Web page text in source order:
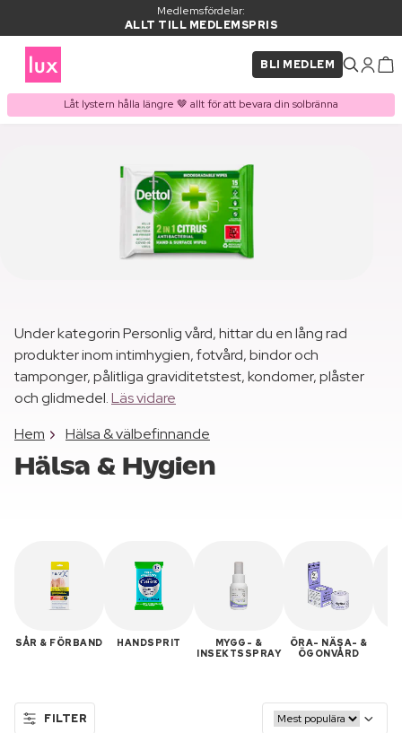
Medlemsfördelar:
ALLT TILL MEDLEMSPRIS
BLI MEDLEM
Låt lystern hålla längre 🤎 allt för att bevara din solbränna
Under kategorin Personlig vård, hittar du en lång rad
produkter inom intimhygien, fotvård, bindor och
tamponger, pålitliga graviditetstest, kondomer, plåster
och glidmedel.Läs vidare
Hem
Hälsa & välbefinnande
Hälsa & Hygien
SÅR & FÖRBAND HANDSPRIT
MYGG- &
INSEKTSSPRAY
ÖRA- NÄSA- &
ÖGONVÅRD
FILTER